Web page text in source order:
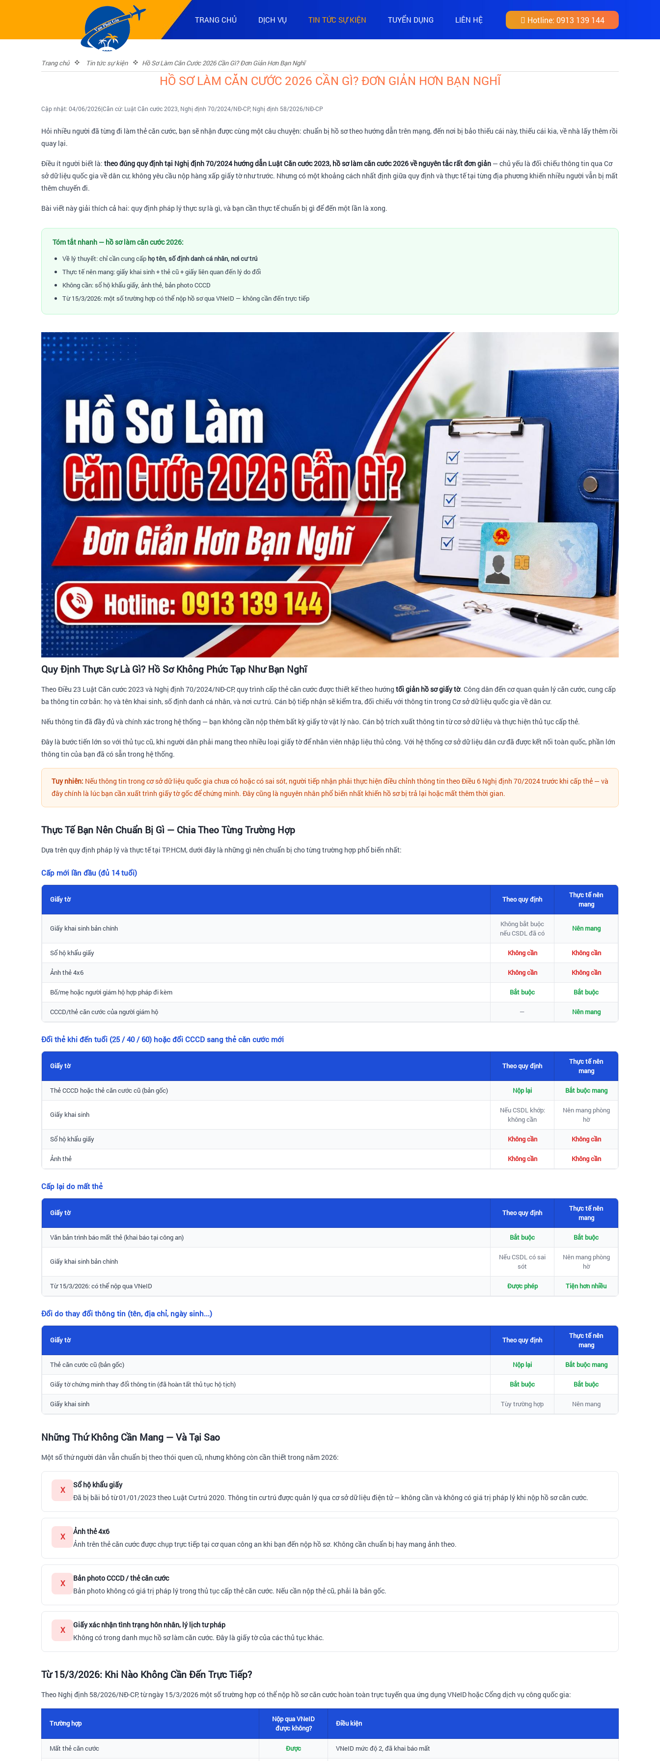
TRANG CHỦ DỊCH VỤ TIN TỨC SỰ KIỆN TUYỂN DỤNG LIÊN HỆ Hotline: 0913 139 144
Trang chủ Tin tức sự kiện Hồ Sơ Làm Căn Cước 2026 Cần Gì? Đơn Giản Hơn Bạn Nghĩ
HỒ SƠ LÀM CĂN CƯỚC 2026 CẦN GÌ? ĐƠN GIẢN HƠN BẠN NGHĨ
Cập nhật: 04/06/2026|Căn cứ: Luật Căn cước 2023, Nghị định 70/2024/NĐ-CP, Nghị định 58/2026/NĐ-CP
Hỏi nhiều người đã từng đi làm thẻ căn cước, bạn sẽ nhận được cùng một câu chuyện: chuẩn bị hồ sơ theo hướng dẫn trên mạng, đến nơi bị bảo thiếu cái này, thiếu cái kia, về nhà lấy thêm rồi
quay lại.
Điều ít người biết là: theo đúng quy định tại Nghị định 70/2024 hướng dẫn Luật Căn cước 2023, hồ sơ làm căn cước 2026 về nguyên tắc rất đơn giản — chủ yếu là đối chiếu thông tin qua Cơ
sở dữ liệu quốc gia về dân cư, không yêu cầu nộp hàng xấp giấy tờ như trước. Nhưng có một khoảng cách nhất định giữa quy định và thực tế tại từng địa phương khiến nhiều người vẫn bị mất
thêm chuyến đi.
Bài viết này giải thích cả hai: quy định pháp lý thực sự là gì, và bạn cần thực tế chuẩn bị gì để đến một lần là xong.
Tóm tắt nhanh — hồ sơ làm căn cước 2026:
Về lý thuyết: chỉ cần cung cấp họ tên, số định danh cá nhân, nơi cư trú
Thực tế nên mang: giấy khai sinh + thẻ cũ + giấy liên quan đến lý do đổi
Không cần: sổ hộ khẩu giấy, ảnh thẻ, bản photo CCCD
Từ 15/3/2026: một số trường hợp có thể nộp hồ sơ qua VNeID — không cần đến trực tiếp
Quy Định Thực Sự Là Gì? Hồ Sơ Không Phức Tạp Như Bạn Nghĩ
Theo Điều 23 Luật Căn cước 2023 và Nghị định 70/2024/NĐ-CP, quy trình cấp thẻ căn cước được thiết kế theo hướng tối giản hồ sơ giấy tờ. Công dân đến cơ quan quản lý căn cước, cung cấp
ba thông tin cơ bản: họ và tên khai sinh, số định danh cá nhân, và nơi cư trú. Cán bộ tiếp nhận sẽ kiểm tra, đối chiếu với thông tin trong Cơ sở dữ liệu quốc gia về dân cư.
Nếu thông tin đã đầy đủ và chính xác trong hệ thống — bạn không cần nộp thêm bất kỳ giấy tờ vật lý nào. Cán bộ trích xuất thông tin từ cơ sở dữ liệu và thực hiện thủ tục cấp thẻ.
Đây là bước tiến lớn so với thủ tục cũ, khi người dân phải mang theo nhiều loại giấy tờ để nhân viên nhập liệu thủ công. Với hệ thống cơ sở dữ liệu dân cư đã được kết nối toàn quốc, phần lớn
thông tin của bạn đã có sẵn trong hệ thống.
Tuy nhiên: Nếu thông tin trong cơ sở dữ liệu quốc gia chưa có hoặc có sai sót, người tiếp nhận phải thực hiện điều chỉnh thông tin theo Điều 6 Nghị định 70/2024 trước khi cấp thẻ — và
đây chính là lúc bạn cần xuất trình giấy tờ gốc để chứng minh. Đây cũng là nguyên nhân phổ biến nhất khiến hồ sơ bị trả lại hoặc mất thêm thời gian.
Thực Tế Bạn Nên Chuẩn Bị Gì — Chia Theo Từng Trường Hợp
Dựa trên quy định pháp lý và thực tế tại TP.HCM, dưới đây là những gì nên chuẩn bị cho từng trường hợp phổ biến nhất:
Cấp mới lần đầu (đủ 14 tuổi)
Giấy tờ Theo quy định
Thực tế nên
mang
Giấy khai sinh bản chính
Không bắt buộc
nếu CSDL đã có
Nên mang
Sổ hộ khẩu giấy Không cần Không cần
Ảnh thẻ 4x6 Không cần Không cần
Bố/mẹ hoặc người giám hộ hợp pháp đi kèm Bắt buộc Bắt buộc
CCCD/thẻ căn cước của người giám hộ — Nên mang
Đổi thẻ khi đến tuổi (25 / 40 / 60) hoặc đổi CCCD sang thẻ căn cước mới
Giấy tờ Theo quy định
Thực tế nên
mang
Thẻ CCCD hoặc thẻ căn cước cũ (bản gốc) Nộp lại Bắt buộc mang
Giấy khai sinh
Nếu CSDL khớp:
không cần
Nên mang phòng
hờ
Sổ hộ khẩu giấy Không cần Không cần
Ảnh thẻ Không cần Không cần
Cấp lại do mất thẻ
Giấy tờ Theo quy định
Thực tế nên
mang
Văn bản trình báo mất thẻ (khai báo tại công an) Bắt buộc Bắt buộc
Giấy khai sinh bản chính
Nếu CSDL có sai
sót
Nên mang phòng
hờ
Từ 15/3/2026: có thể nộp qua VNeID Được phép Tiện hơn nhiều
Đổi do thay đổi thông tin (tên, địa chỉ, ngày sinh...)
Giấy tờ Theo quy định
Thực tế nên
mang
Thẻ căn cước cũ (bản gốc) Nộp lại Bắt buộc mang
Giấy tờ chứng minh thay đổi thông tin (đã hoàn tất thủ tục hộ tịch) Bắt buộc Bắt buộc
Giấy khai sinh Tùy trường hợp Nên mang
Những Thứ Không Cần Mang — Và Tại Sao
Một số thứ người dân vẫn chuẩn bị theo thói quen cũ, nhưng không còn cần thiết trong năm 2026:
X
Sổ hộ khẩu giấy
Đã bị bãi bỏ từ 01/01/2023 theo Luật Cư trú 2020. Thông tin cư trú được quản lý qua cơ sở dữ liệu điện tử — không cần và không có giá trị pháp lý khi nộp hồ sơ căn cước.
X
Ảnh thẻ 4x6
Ảnh trên thẻ căn cước được chụp trực tiếp tại cơ quan công an khi bạn đến nộp hồ sơ. Không cần chuẩn bị hay mang ảnh theo.
X
Bản photo CCCD / thẻ căn cước
Bản photo không có giá trị pháp lý trong thủ tục cấp thẻ căn cước. Nếu cần nộp thẻ cũ, phải là bản gốc.
X
Giấy xác nhận tình trạng hôn nhân, lý lịch tư pháp
Không có trong danh mục hồ sơ làm căn cước. Đây là giấy tờ của các thủ tục khác.
Từ 15/3/2026: Khi Nào Không Cần Đến Trực Tiếp?
Theo Nghị định 58/2026/NĐ-CP, từ ngày 15/3/2026 một số trường hợp có thể nộp hồ sơ căn cước hoàn toàn trực tuyến qua ứng dụng VNeID hoặc Cổng dịch vụ công quốc gia:
Trường hợp
Nộp qua VNeID
được không?
Điều kiện
Mất thẻ căn cước Được VNeID mức độ 2, đã khai báo mất